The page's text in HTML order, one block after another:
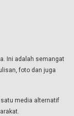
Ini adalah semangat
foto dan juga
media alternatif